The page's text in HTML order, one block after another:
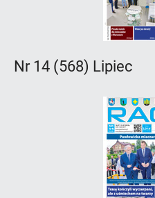
Nr 14 (568) Lipiec